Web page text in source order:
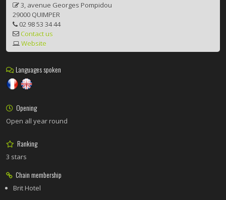
3, avenue Georges Pompidou
29000 QUIMPER
02 98 53 34 44
Contact us
Website
Languages spoken
Opening
Open all year round
Ranking
3 stars
Chain membership
Brit Hotel